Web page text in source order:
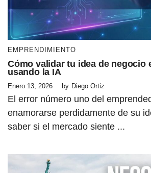
EMPRENDIMIENTO
Cómo validar tu idea de negocio
usando la IA
Enero 13, 2026 by Diego Ortiz
El error número uno del
enamorarse perdidamente de su
saber si el mercado siente ...